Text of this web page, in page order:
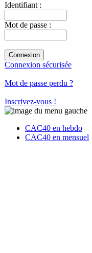
Identifiant :
Mot de passe :
Connexion sécurisée
Mot de passe perdu ?
Inscrivez-vous !
CAC40 en hebdo
CAC40 en mensuel